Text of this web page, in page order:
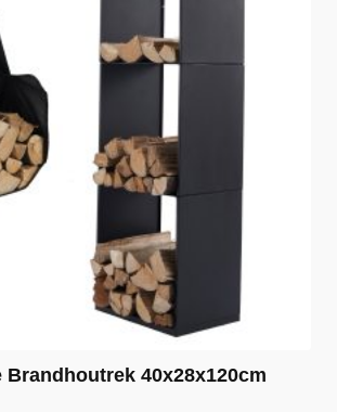
Brandhoutrek 40x28x120cm